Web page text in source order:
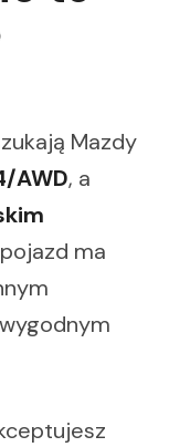
Mazdy
AWD, a
ma